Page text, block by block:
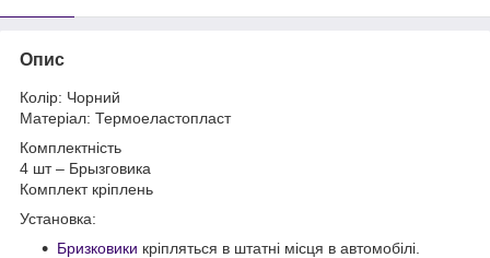
Опис
Колір: Чорний
Матеріал: Термоеластопласт
Комплектність
4 шт – Брызговика
Комплект кріплень
Установка:
Бризковики кріпляться в штатні місця в автомобілі.